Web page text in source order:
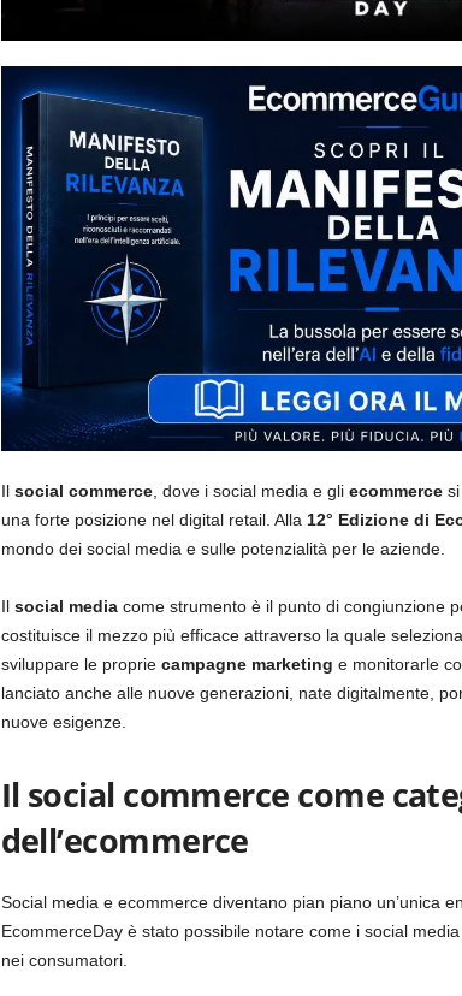
Il social commerce, dove i social media e gli ecommercesi
una forte posizione nel digital retail. Alla 12° Edizione di
mondo dei social media e sulle potenzialità per le aziende.
Il social mediacome strumento è il punto di congiunzione
costituisce il mezzo più efficace attraverso la quale
sviluppare le proprie campagne marketing e monitorarle
lanciato anche alle nuove generazioni, nate digitalmente,
nuove esigenze.
Il social commerce come
dell’ecommerce
Social media e ecommerce diventano pian piano un’unica
EcommerceDay è stato possibile notare come i social
nei consumatori.